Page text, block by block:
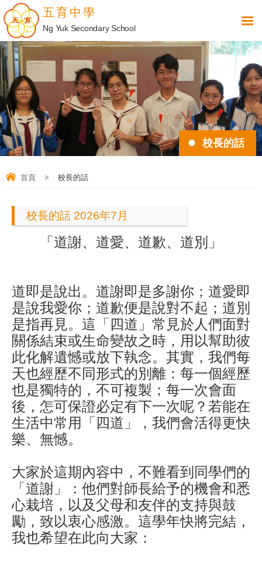
五育中學
Ng Yuk Secondary School
校長的話
首頁 > 校長的話
校長的話 2026年7月
「 道謝、道愛、道歉、道別 」
道即是說出。道謝即是多謝你；道愛即
是說我愛你；道歉便是說對不起；道別
是指再見。這「四道」常見於人們面對
關係結束或生命變故之時，用以幫助彼
此化解遺憾或放下執念。其實，我們每
天也經歷不同形式的別離：每一個經歷
也是獨特的，不可複製；每一次會面
後，怎可保證必定有下一次呢？若能在
生活中常用「四道」，我們會活得更快
樂、無憾。
大家於這期內容中，不難看到同學們的
「道謝」：他們對師長給予的機會和悉
心栽培，以及父母和友伴的支持與鼓
勵，致以衷心感激。這學年快將完結，
我也希望在此向大家：